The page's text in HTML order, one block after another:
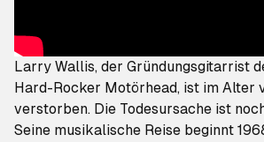
Larry Wallis, der Gründungsgitarrist
Hard-Rocker Motörhead, ist im Alter
verstorben. Die Todesursache ist
Seine musikalische Reise beginnt